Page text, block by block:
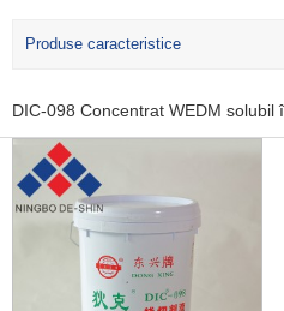
Produse caracteristice
DIC-098 Concentrat WEDM solubil